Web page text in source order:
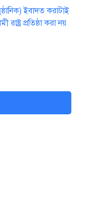
ইবাদত করাটাই
প্রতিষ্ঠা করা নয়